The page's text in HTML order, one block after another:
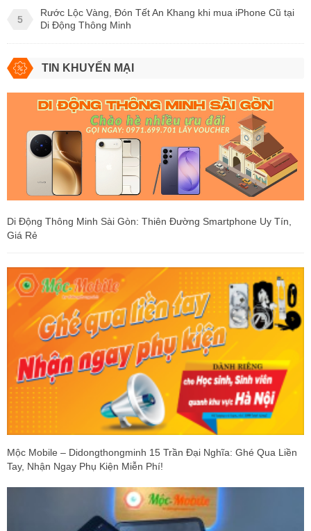
5
Rước Lộc Vàng, Đón Tết An Khang khi mua iPhone Cũ tại
Di Động Thông Minh
TIN KHUYẾN MẠI
Di Động Thông Minh Sài Gòn: Thiên Đường Smartphone Uy Tín,
Giá Rẻ
Mộc Mobile – Didongthongminh 15 Trần Đại Nghĩa: Ghé Qua Liền
Tay, Nhận Ngay Phụ Kiện Miễn Phí!